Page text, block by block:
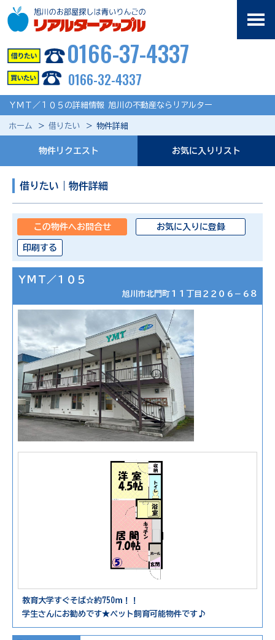
0166-37-4337
0166-32-4337
ＹＭＴ／１０５の詳細情報 旭川の不動産ならリアルター
ホーム 借りたい 物件詳細
物件リクエスト お気に入りリスト
借りたい｜物件詳細
この物件へお問合せ お気に入りに登録
印刷する
ＹＭＴ／１０５
旭川市北門町１１丁目２２０６－６８
教育大学すぐそば☆約750ｍ！！
学生さんにお勧めです★ペット飼育可能物件です♪